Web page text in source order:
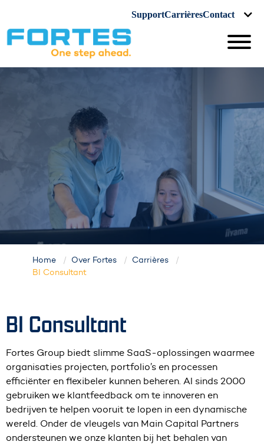
SupportCarrièresContact
Home Over Fortes
Carrières
BI Consultant
BI Consultant
Fortes Group biedt slimme SaaS-oplossingen waarmee
organisaties projecten, portfolio’s en processen
efficiënter en flexibeler kunnen beheren. Al sinds 2000
gebruiken we klantfeedback om te innoveren en
bedrijven te helpen vooruit te lopen in een dynamische
wereld. Onder de vleugels van Main Capital Partners
ondersteunen we onze klanten bij het behalen van